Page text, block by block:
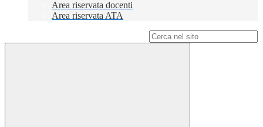
Area riservata docenti
Area riservata ATA